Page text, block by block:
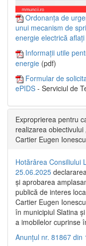
Ordonanța de
unui mecanism de
energie electrică
Informații utile
energie (pdf)
Formular de
ePIDS - Serviciul de
Exproprierea pentru
realizarea
Cartier Eugen
Hotărârea Consiliului
25.06.2025
și aprobarea
publică de interes
Cartier Eugen
în municipiul Slatina
a imobilelor cuprinse
Anunțul nr. 81867 din